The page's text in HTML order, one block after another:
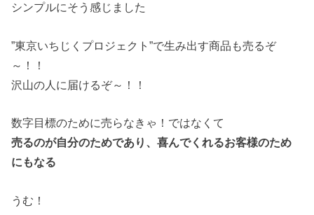
シンプルにそう感じました
”東京いちじくプロジェクト”で生み出す商品も売るぞ
～！！
沢山の人に届けるぞ～！！
数字目標のために売らなきゃ！ではなくて
売るのが自分のためであり、喜んでくれるお客様のため
にもなる
うむ！